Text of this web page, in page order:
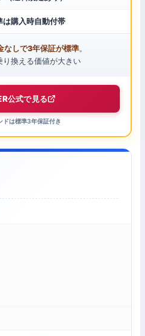
は購入時自動付帯
なしで3年保証が標準。
り換える価値が大きい
公式で見る
ドは標準3年保証付き